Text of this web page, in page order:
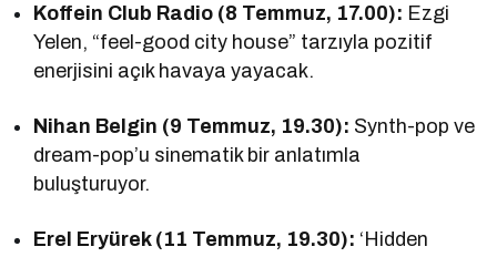
Koffein Club Radio (8 Temmuz, 17.00): Ezgi
Yelen, “feel-good city house” tarzıyla pozitif
enerjisini açık havaya yayacak.
Nihan Belgin (9 Temmuz, 19.30): Synth-pop ve
dream-pop’u sinematik bir anlatımla
buluşturuyor.
Erel Eryürek (11 Temmuz, 19.30): ‘Hidden